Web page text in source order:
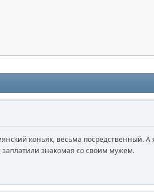
коньяк, весьма посредственный. А
знакомая со своим мужем.